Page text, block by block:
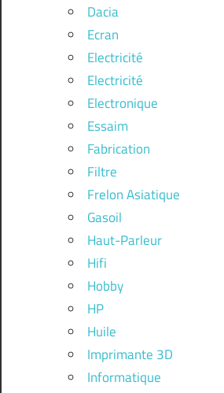
Dacia
Ecran
Electricité
Electricité
Electronique
Essaim
Fabrication
Filtre
Frelon Asiatique
Gasoil
Haut-Parleur
Hifi
Hobby
HP
Huile
Imprimante 3D
Informatique